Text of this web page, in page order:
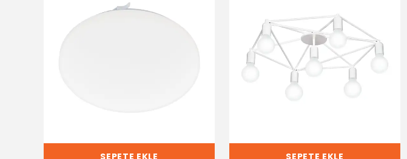
SEPETE EKLE SEPETE EKLE